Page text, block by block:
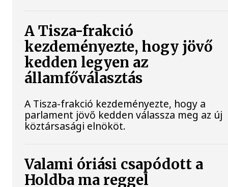
A Tisza-frakció
kezdeményezte, hogy jövő
kedden legyen az
államfőválasztás
A Tisza-frakció kezdeményezte, hogy a
parlament jövő kedden válassza meg az új
köztársasági elnököt.
Valami óriási csapódott a
Holdba ma reggel